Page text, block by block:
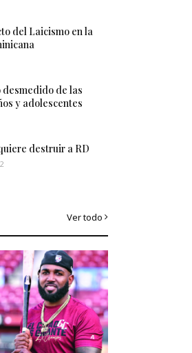
del Laicismo en la
desmedido de las
y adolescentes
destruir a RD
Ver todo